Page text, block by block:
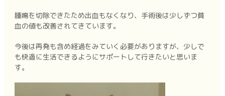
腫瘍を切除できたため出血もなくなり、手術後は少しずつ貧
血の値も改善されてきています。
今後は再発も含め経過をみていく必要がありますが、少しで
も快適に生活できるようにサポートして行きたいと思いま
す。